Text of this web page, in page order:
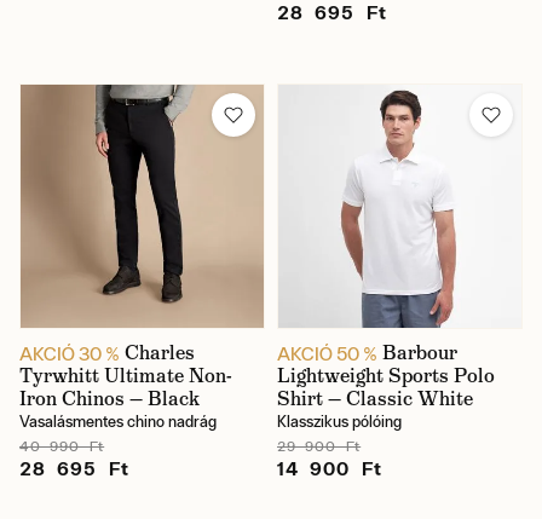
28 695 Ft
AKCIÓ 30 % Charles
Tyrwhitt Ultimate Non-
Iron Chinos — Black
Vasalásmentes chino nadrág
40 990 Ft
28 695 Ft
AKCIÓ 50 % Barbour
Lightweight Sports Polo
Shirt — Classic White
Klasszikus pólóing
29 900 Ft
14 900 Ft